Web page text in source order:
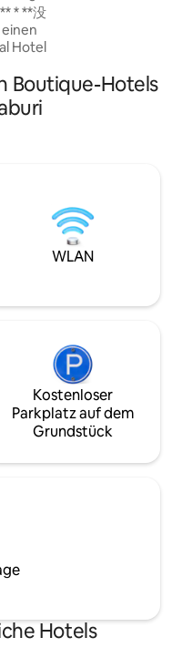
* **没
Hotel
von
Hotel
der
Zielen • Kostenloses Highspeed-WLAN •
Boutique-Hotels
WLAN
Kostenloser
Parkplatz auf dem
Grundstück
Hotels